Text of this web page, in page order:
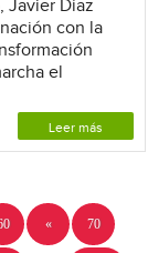
Javier Díaz
con la
el
Leer más
« 70